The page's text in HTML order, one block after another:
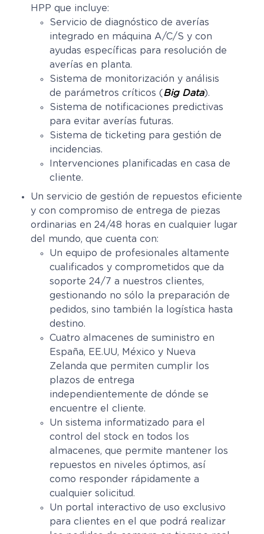
HPP que incluye:
Servicio de diagnóstico de averías
integrado en máquina A/C/S y con
ayudas específicas para resolución de
averías en planta.
Sistema de monitorización y análisis
de parámetros críticos (Big Data).
Sistema de notificaciones predictivas
para evitar averías futuras.
Sistema de ticketing para gestión de
incidencias.
Intervenciones planificadas en casa de
cliente.
Un servicio de gestión de repuestos eficiente
y con compromiso de entrega de piezas
ordinarias en 24/48 horas en cualquier lugar
del mundo, que cuenta con:
Un equipo de profesionales altamente
cualificados y comprometidos que da
soporte 24/7 a nuestros clientes,
gestionando no sólo la preparación de
pedidos, sino también la logística hasta
destino.
Cuatro almacenes de suministro en
España, EE.UU, México y Nueva
Zelanda que permiten cumplir los
plazos de entrega
independientemente de dónde se
encuentre el cliente.
Un sistema informatizado para el
control del stock en todos los
almacenes, que permite mantener los
repuestos en niveles óptimos, así
como responder rápidamente a
cualquier solicitud.
Un portal interactivo de uso exclusivo
para clientes en el que podrá realizar